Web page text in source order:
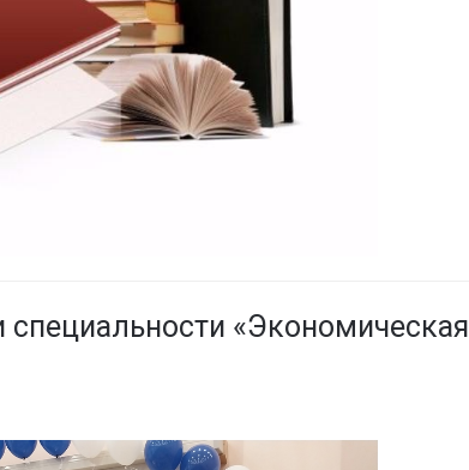
«Экономическая